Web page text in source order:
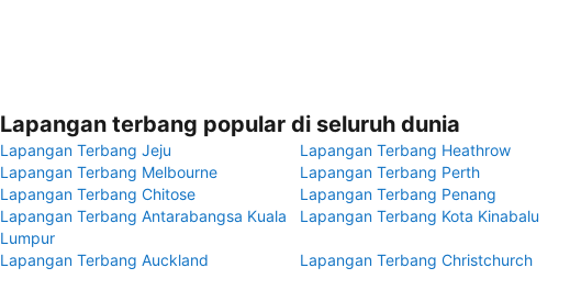
Lapangan terbang popular di seluruh dunia
Lapangan Terbang Jeju
Lapangan Terbang Heathrow
Lapangan Terbang Melbourne
Lapangan Terbang Perth
Lapangan Terbang Chitose
Lapangan Terbang Penang
Lapangan Terbang Antarabangsa Kuala
Lumpur
Lapangan Terbang Kota Kinabalu
Lapangan Terbang Auckland Lapangan Terbang Christchurch